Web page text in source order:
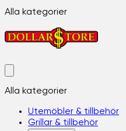
Alla kategorier
Alla kategorier
Utemöbler & tillbehör
Grillar & tillbehör